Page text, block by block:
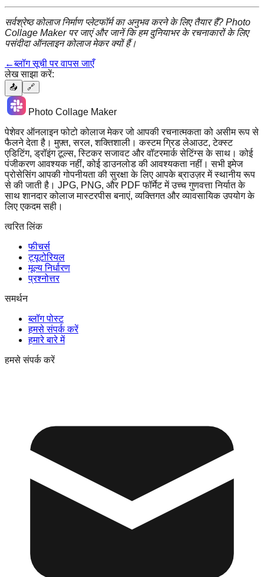
सर्वश्रेष्ठ कोलाज निर्माण प्लेटफॉर्म का अनुभव करने के लिए तैयार हैं? Photo
Collage Maker पर जाएं और जानें कि हम दुनियाभर के रचनाकारों के लिए
पसंदीदा ऑनलाइन कोलाज मेकर क्यों हैं।
←ब्लॉग सूची पर वापस जाएँ
लेख साझा करें:
📤 🔗
Photo Collage Maker
पेशेवर ऑनलाइन फोटो कोलाज मेकर जो आपकी रचनात्मकता को असीम रूप से
फैलने देता है। मुफ़्त, सरल, शक्तिशाली। कस्टम ग्रिड लेआउट, टेक्स्ट
एडिटिंग, ड्रॉइंग टूल्स, स्टिकर सजावट और वॉटरमार्क सेटिंग्स के साथ। कोई
पंजीकरण आवश्यक नहीं, कोई डाउनलोड की आवश्यकता नहीं। सभी इमेज
प्रोसेसिंग आपकी गोपनीयता की सुरक्षा के लिए आपके ब्राउज़र में स्थानीय रूप
से की जाती है। JPG, PNG, और PDF फॉर्मेट में उच्च गुणवत्ता निर्यात के
साथ शानदार कोलाज मास्टरपीस बनाएं, व्यक्तिगत और व्यावसायिक उपयोग के
लिए एकदम सही।
त्वरित लिंक
फीचर्स
ट्यूटोरियल
मूल्य निर्धारण
प्रश्नोत्तर
समर्थन
ब्लॉग पोस्ट
हमसे संपर्क करें
हमारे बारे में
हमसे संपर्क करें